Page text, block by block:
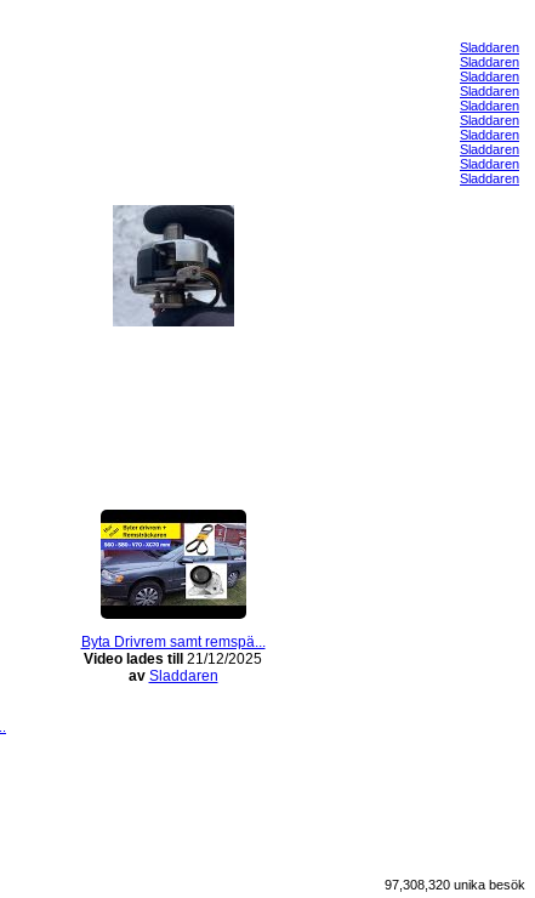
Sladdaren
Sladdaren
Sladdaren
Sladdaren
Sladdaren
Sladdaren
Sladdaren
Sladdaren
Sladdaren
Sladdaren
Byta Drivrem samt remspä...
Video lades till
21/12/2025
av Sladdaren
97,308,320 unika besök